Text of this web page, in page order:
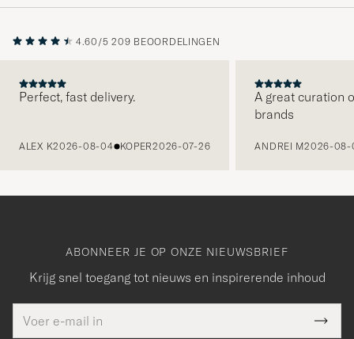
4.60/5 209 BEOORDELINGEN
Perfect, fast delivery.
ALEX K2026-08-04 KOPER2026-07-26
A great curation
brands
ANDREI M2026-08-
ABONNEER JE OP ONZE NIEUWSBRIEF
Krijg snel toegang tot nieuws en inspirerende inhoud
mailadres
veldBedankt